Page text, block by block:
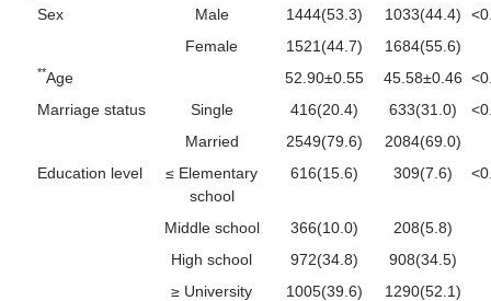
Sex Male 1444(53.3) 1033(44.4)
Female
1521(44.7) 1684(55.6)
**Age 52.90±0.55 45.58±0.46
Marriage status
Single 416(20.4) 633(31.0)
Married
2549(79.6)
2084(69.0)
Education level
≤ Elementary
school
616(15.6) 309(7.6)
Middle school 366(10.0)
208(5.8)
High school
972(34.8)
908(34.5)
≥ University
1005(39.6)
1290(52.1)